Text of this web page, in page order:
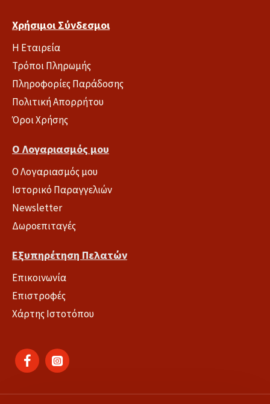
Χρήσιμοι Σύνδεσμοι
Η Εταιρεία
Τρόποι Πληρωμής
Πληροφορίες Παράδοσης
Πολιτική Απορρήτου
Όροι Χρήσης
Ο Λογαριασμός μου
Ο Λογαριασμός μου
Ιστορικό Παραγγελιών
Newsletter
Δωροεπιταγές
Εξυπηρέτηση Πελατών
Επικοινωνία
Επιστροφές
Χάρτης Ιστοτόπου